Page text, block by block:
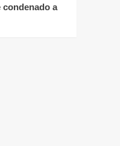
condenado a